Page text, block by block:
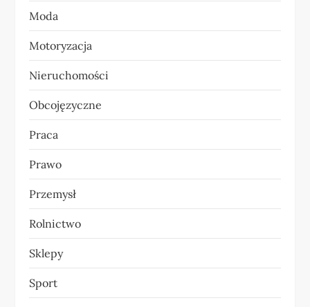
u
Moda
Motoryzacja
Nieruchomości
Obcojęzyczne
Praca
Prawo
Przemysł
Rolnictwo
Sklepy
Sport